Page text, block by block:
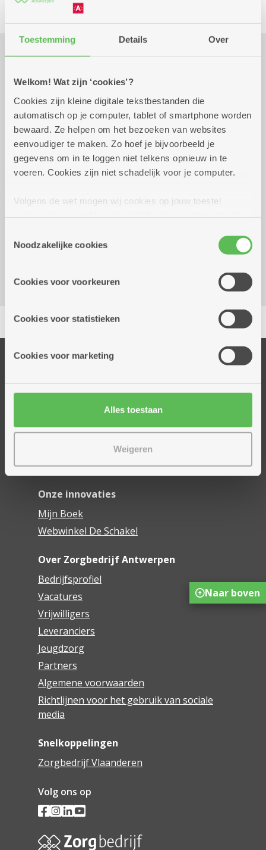
Toestemming Details Over
Welkom! Wat zijn ‘cookies’?
Cookies zijn kleine digitale tekstbestanden die
automatisch op je computer, tablet of smartphone worden
bewaard. Ze helpen om het bezoeken van websites
eenvoudiger te maken. Zo hoef je bijvoorbeeld je
gegevens om in te loggen niet telkens opnieuw in te
voeren. Cookies zijn niet schadelijk voor je computer.
Volgens de wet mogen wij cookies op jouw toestel
cookies hebben we jouw toestemming nodig. Sommige
cookies worden geplaatst door derde partijen die een
informatie over jouw (geanonimiseerd) gebruik van onze
partners kunnen deze gegevens combineren met andere
Noodzakelijke cookies
Cookies voor voorkeuren
Cookies voor statistieken
Cookies voor marketing
Alles toestaan
Weigeren
Van donderdag 3 september 2026,
wekelijks op donderdag tot 29
oktober 2026
14.00 uur
tot 16.30
uur
Leuke creatieve namiddag.
Afwisselend gegeven door Gina en Marleen
Reserveer vervoer
Kombine Groen Zuid (dienstencentrum)
Delen
Onze diensten
Dienstencentra
Assistentiewoningen
Woonzorgcentra
Financieel comfort
Mijn Zorgbedrijf
Onze innovaties
Mijn Boek
Webwinkel De Schakel
Over Zorgbedrijf Antwerpen
Bedrijfsprofiel
Vacatures
Vrijwilligers
Leveranciers
Jeugdzorg
Partners
Algemene voorwaarden
Richtlijnen voor het gebruik van sociale
media
Snelkoppelingen
Zorgbedrijf Vlaanderen
Volg ons op
Naar boven